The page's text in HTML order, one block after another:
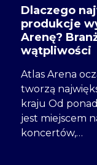
Dlaczego
produkcje
Arenę?
wątpliwości
Atlas Arena
tworzą
kraju Od
jest miejscem
koncertów,…